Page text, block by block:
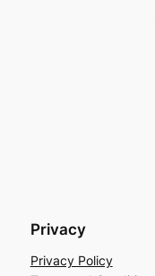
Privacy
Privacy Policy